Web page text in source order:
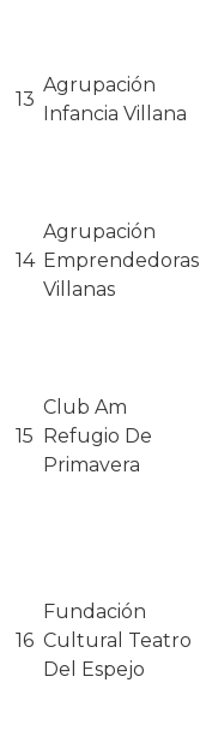
13
Agrupación
Infancia Villana
14
Agrupación
Emprendedoras
Villanas
15
Club Am
Refugio De
Primavera
16
Fundación
Cultural Teatro
Del Espejo